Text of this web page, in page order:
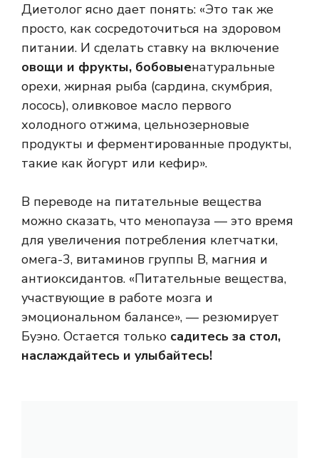
Диетолог ясно дает понять: «Это так же
просто, как сосредоточиться на здоровом
питании. И сделать ставку на включение
овощи и фрукты, бобовыенатуральные
орехи, жирная рыба (сардина, скумбрия,
лосось), оливковое масло первого
холодного отжима, цельнозерновые
продукты и ферментированные продукты,
такие как йогурт или кефир».
В переводе на питательные вещества
можно сказать, что менопауза — это время
для увеличения потребления клетчатки,
омега-3, витаминов группы В, магния и
антиоксидантов. «Питательные вещества,
участвующие в работе мозга и
эмоциональном балансе», — резюмирует
Буэно. Остается только садитесь за стол,
наслаждайтесь и улыбайтесь!